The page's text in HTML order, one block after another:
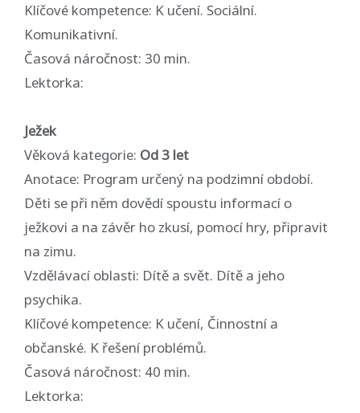
Klíčové kompetence: K učení. Sociální.
Komunikativní.
Časová náročnost: 30 min.
Lektorka:
Ježek
Věková kategorie: Od 3 let
Anotace: Program určený na podzimní období.
Děti se při něm dovědí spoustu informací o
ježkovi a na závěr ho zkusí, pomocí hry, připravit
na zimu.
Vzdělávací oblasti: Dítě a svět. Dítě a jeho
psychika.
Klíčové kompetence: K učení, Činnostní a
občanské. K řešení problémů.
Časová náročnost: 40 min.
Lektorka: